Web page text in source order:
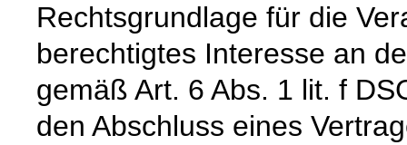
Rechtsgrundlage für die
berechtigtes Interesse an
gemäß Art. 6 Abs. 1 lit. f
den Abschluss eines